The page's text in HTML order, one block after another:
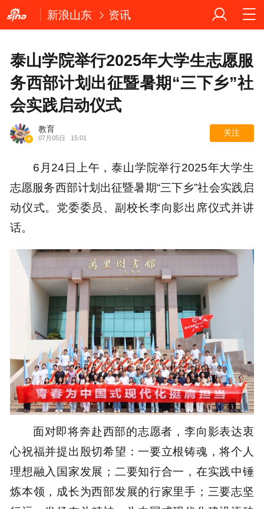
新浪山东 资讯
泰山学院举行2025年大学生志愿服
务西部计划出征暨暑期“三下乡”社
会实践启动仪式
教育
07月05日 15:01
关注
6月24日上午，泰山学院举行2025年大学生
志愿服务西部计划出征暨暑期“三下乡”社会实践启
动仪式。党委委员、副校长李向影出席仪式并讲
话。
面对即将奔赴西部的志愿者，李向影表达衷
心祝福并提出殷切希望：一要立根铸魂，将个人
理想融入国家发展；二要知行合一，在实践中锤
炼本领，成长为西部发展的行家里手；三要志坚